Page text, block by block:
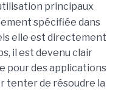
principaux
spécifiée dans
elle est directement
il est devenu clair
pour des applications
tenter de résoudre la